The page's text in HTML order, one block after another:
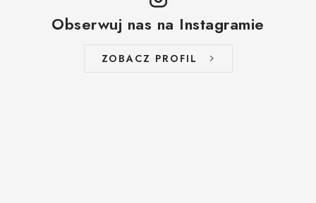
Obserwuj nas na Instagramie
ZOBACZ PROFIL